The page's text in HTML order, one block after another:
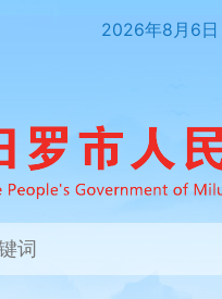
2026年8月6日